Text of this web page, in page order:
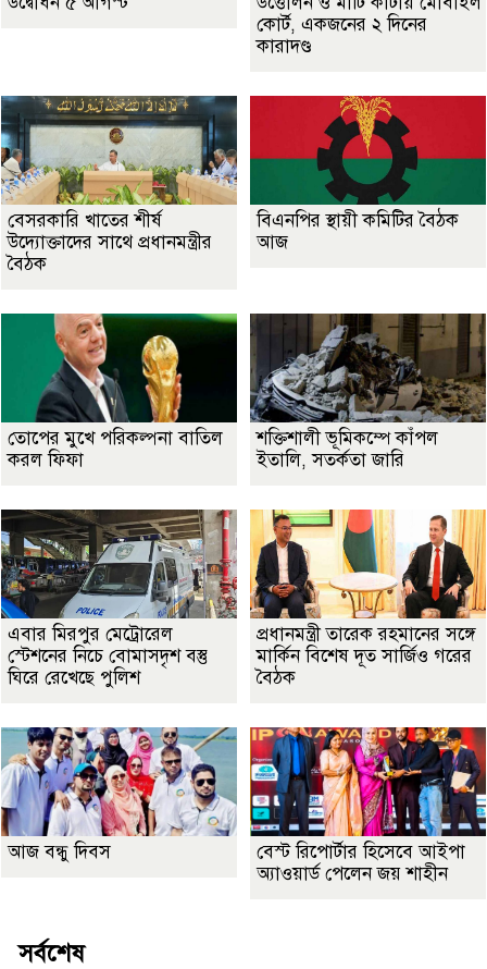
কোর্ট, একজনের ২ দিনের
কারাদণ্ড
বেসরকারি খাতের শীর্ষ
উদ্যোক্তাদের সাথে প্রধানমন্ত্রীর
বৈঠক
বিএনপির স্থায়ী কমিটির বৈঠক
আজ
তোপের মুখে পরিকল্পনা বাতিল
করল ফিফা
শক্তিশালী ভূমিকম্পে কাঁপল
ইতালি, সতর্কতা জারি
এবার মিরপুর মেট্রোরেল
স্টেশনের নিচে বোমাসদৃশ বস্তু
ঘিরে রেখেছে পুলিশ
প্রধানমন্ত্রী তারেক রহমানের সঙ্গে
মার্কিন বিশেষ দূত সার্জিও গরের
বৈঠক
আজ বন্ধু দিবস
বেস্ট রিপোর্টার হিসেবে আইপা
অ্যাওয়ার্ড পেলেন জয় শাহীন
সর্বশেষ